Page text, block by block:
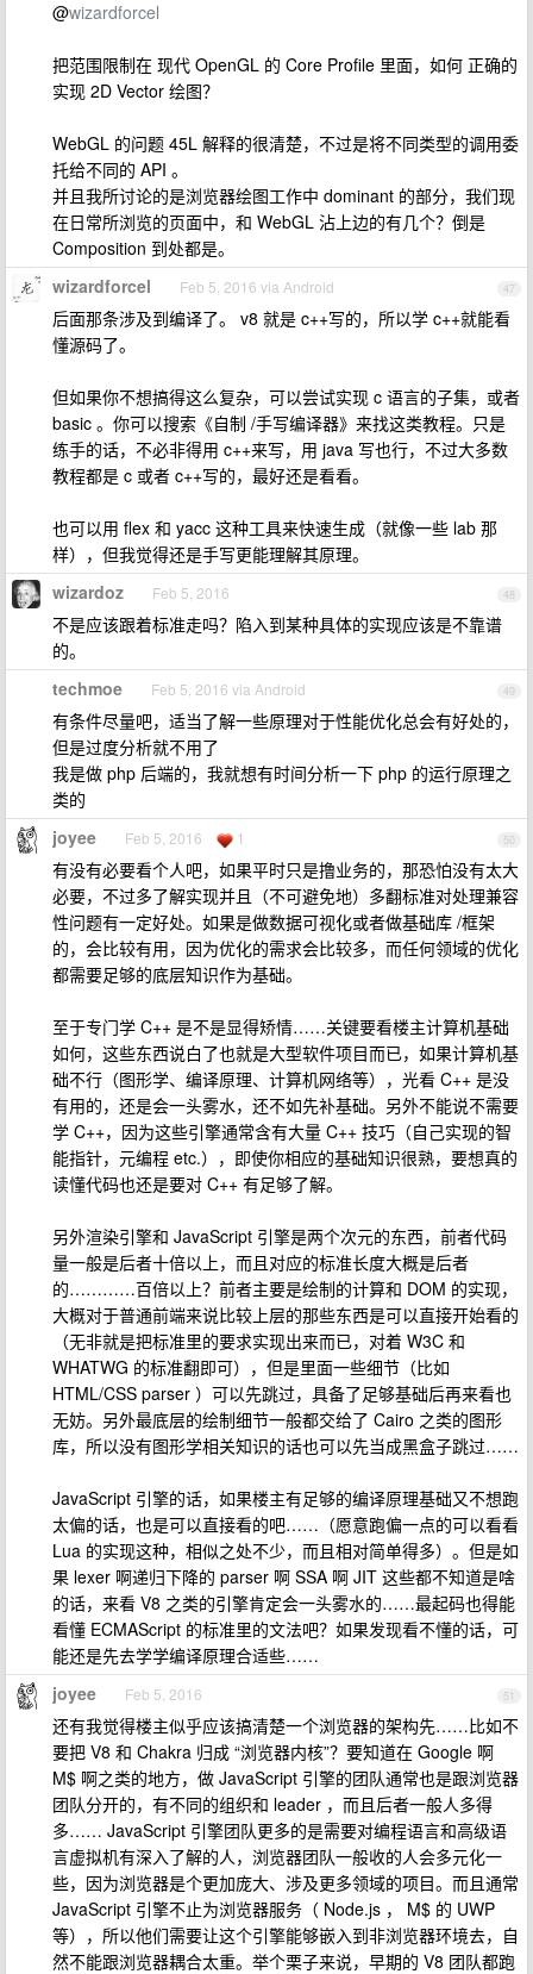
@wizardforcel
把范围限制在 现代 OpenGL 的 Core Profile 里面，如何 正确的
实现 2D Vector 绘图？
WebGL 的问题 45L 解释的很清楚，不过是将不同类型的调用委
托给不同的 API 。
并且我所讨论的是浏览器绘图工作中 dominant 的部分，我们现
在日常所浏览的页面中，和 WebGL 沾上边的有几个？倒是
Composition 到处都是。
47
wizardforcel Feb 5, 2016 via Android
后面那条涉及到编译了。 v8 就是 c++写的，所以学 c++就能看
懂源码了。
但如果你不想搞得这么复杂，可以尝试实现 c 语言的子集，或者
basic 。你可以搜索《自制 /手写编译器》来找这类教程。只是
练手的话，不必非得用 c++来写，用 java 写也行，不过大多数
教程都是 c 或者 c++写的，最好还是看看。
也可以用 flex 和 yacc 这种工具来快速生成（就像一些 lab 那
样），但我觉得还是手写更能理解其原理。
48
wizardoz Feb 5, 2016
不是应该跟着标准走吗？陷入到某种具体的实现应该是不靠谱
的。
49
techmoe Feb 5, 2016 via Android
有条件尽量吧，适当了解一些原理对于性能优化总会有好处的，
但是过度分析就不用了
我是做 php 后端的，我就想有时间分析一下 php 的运行原理之
类的
50
joyee Feb 5, 2016 1
有没有必要看个人吧，如果平时只是撸业务的，那恐怕没有太大
必要，不过多了解实现并且（不可避免地）多翻标准对处理兼容
性问题有一定好处。如果是做数据可视化或者做基础库 /框架
的，会比较有用，因为优化的需求会比较多，而任何领域的优化
都需要足够的底层知识作为基础。
至于专门学 C++ 是不是显得矫情……关键要看楼主计算机基础
如何，这些东西说白了也就是大型软件项目而已，如果计算机基
础不行（图形学、编译原理、计算机网络等），光看 C++ 是没
有用的，还是会一头雾水，还不如先补基础。另外不能说不需要
学 C++，因为这些引擎通常含有大量 C++ 技巧（自己实现的智
能指针，元编程 etc.），即使你相应的基础知识很熟，要想真的
读懂代码也还是要对 C++ 有足够了解。
另外渲染引擎和 JavaScript 引擎是两个次元的东西，前者代码
量一般是后者十倍以上，而且对应的标准长度大概是后者
的…………百倍以上？前者主要是绘制的计算和 DOM 的实现，
大概对于普通前端来说比较上层的那些东西是可以直接开始看的
（无非就是把标准里的要求实现出来而已，对着 W3C 和
WHATWG 的标准翻即可），但是里面一些细节（比如
HTML/CSS parser ）可以先跳过，具备了足够基础后再来看也
无妨。另外最底层的绘制细节一般都交给了 Cairo 之类的图形
库，所以没有图形学相关知识的话也可以先当成黑盒子跳过……
JavaScript 引擎的话，如果楼主有足够的编译原理基础又不想跑
太偏的话，也是可以直接看的吧……（愿意跑偏一点的可以看看
Lua 的实现这种，相似之处不少，而且相对简单得多）。但是如
果 lexer 啊递归下降的 parser 啊 SSA 啊 JIT 这些都不知道是啥
的话，来看 V8 之类的引擎肯定会一头雾水的……最起码也得能
看懂 ECMAScript 的标准里的文法吧？如果发现看不懂的话，可
能还是先去学学编译原理合适些……
51
joyee Feb 5, 2016
还有我觉得楼主似乎应该搞清楚一个浏览器的架构先……比如不
要把 V8 和 Chakra 归成 “浏览器内核”？要知道在 Google 啊
M$ 啊之类的地方，做 JavaScript 引擎的团队通常也是跟浏览器
团队分开的，有不同的组织和 leader ，而且后者一般人多得
多…… JavaScript 引擎团队更多的是需要对编程语言和高级语
言虚拟机有深入了解的人，浏览器团队一般收的人会多元化一
些，因为浏览器是个更加庞大、涉及更多领域的项目。而且通常
JavaScript 引擎不止为浏览器服务（ Node.js ， M$ 的 UWP
等），所以他们需要让这个引擎能够嵌入到非浏览器环境去，自
然不能跟浏览器耦合太重。举个栗子来说，早期的 V8 团队都跑